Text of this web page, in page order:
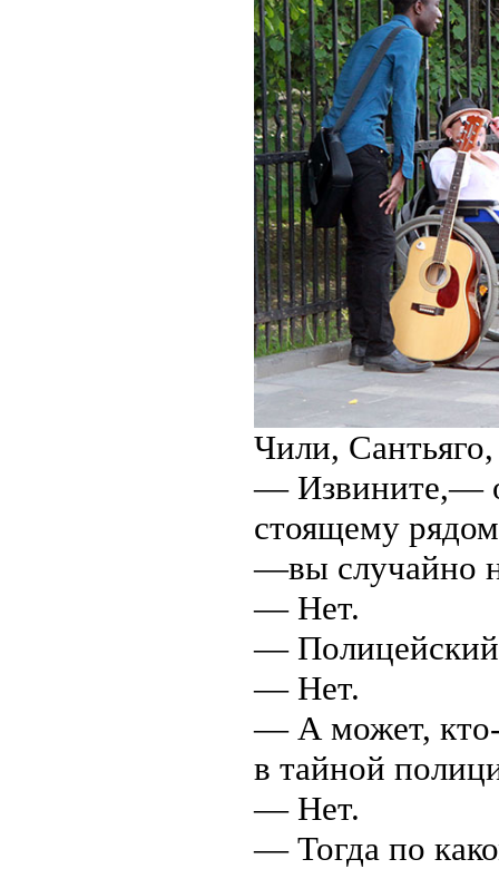
Чили,
— Извините,—
стоящему
—вы случайно
— Нет.
—
— Нет.
— А может, кто-
в тайной
— Нет.
— Тогда по